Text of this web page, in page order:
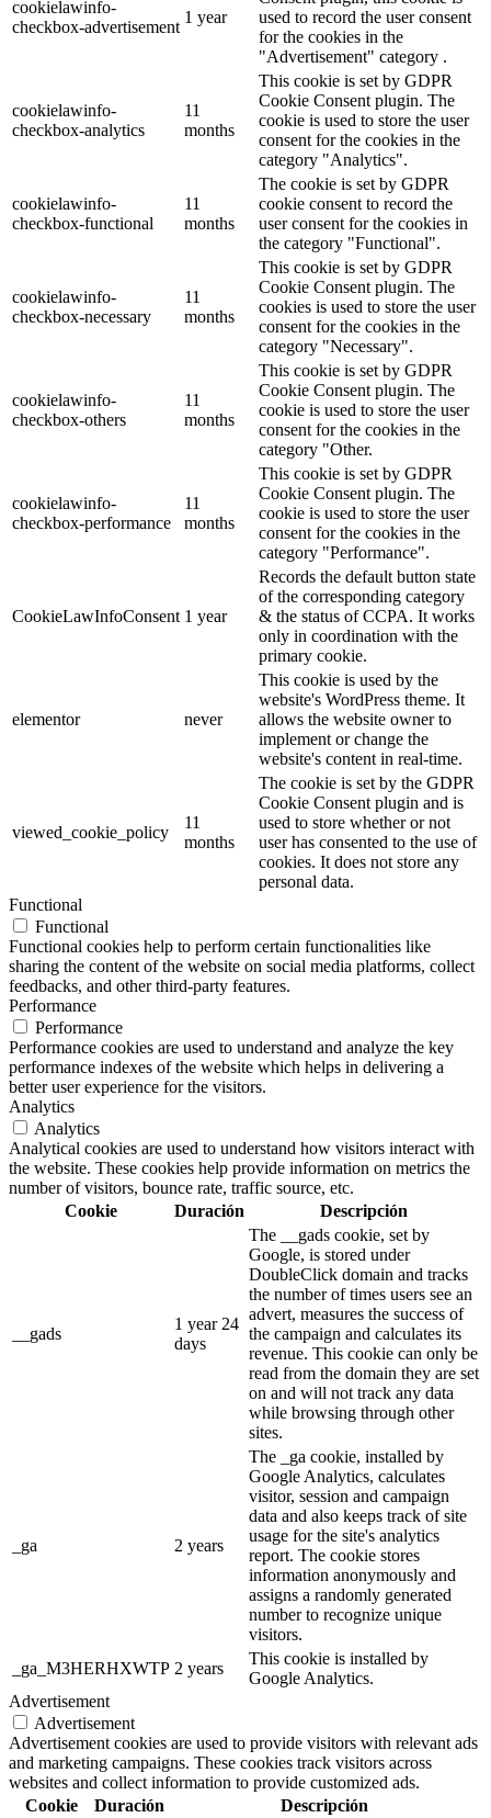
cookielawinfo-
checkbox-advertisement
1 year
used to record the user consent
for the cookies in the
"Advertisement" category .
cookielawinfo-
checkbox-analytics
11
months
This cookie is set by GDPR
Cookie Consent plugin. The
cookie is used to store the user
consent for the cookies in the
category "Analytics".
cookielawinfo-
checkbox-functional
11
months
The cookie is set by GDPR
cookie consent to record the
user consent for the cookies in
the category "Functional".
cookielawinfo-
checkbox-necessary
11
months
This cookie is set by GDPR
Cookie Consent plugin. The
cookies is used to store the user
consent for the cookies in the
category "Necessary".
cookielawinfo-
checkbox-others
11
months
This cookie is set by GDPR
Cookie Consent plugin. The
cookie is used to store the user
consent for the cookies in the
category "Other.
cookielawinfo-
checkbox-performance
11
months
This cookie is set by GDPR
Cookie Consent plugin. The
cookie is used to store the user
consent for the cookies in the
category "Performance".
CookieLawInfoConsent 1 year
Records the default button state
of the corresponding category
& the status of CCPA. It works
only in coordination with the
primary cookie.
elementor never
This cookie is used by the
website's WordPress theme. It
allows the website owner to
implement or change the
website's content in real-time.
viewed_cookie_policy
11
months
The cookie is set by the GDPR
Cookie Consent plugin and is
used to store whether or not
user has consented to the use of
cookies. It does not store any
personal data.
Functional
Functional
Functional cookies help to perform certain functionalities like
sharing the content of the website on social media platforms, collect
feedbacks, and other third-party features.
Performance
Performance
Performance cookies are used to understand and analyze the key
performance indexes of the website which helps in delivering a
better user experience for the visitors.
Analytics
Analytics
Analytical cookies are used to understand how visitors interact with
the website. These cookies help provide information on metrics the
number of visitors, bounce rate, traffic source, etc.
Cookie
Duración Descripción
__gads
1 year 24
days
The __gads cookie, set by
Google, is stored under
DoubleClick domain and tracks
the number of times users see an
advert, measures the success of
the campaign and calculates its
revenue. This cookie can only be
read from the domain they are set
on and will not track any data
while browsing through other
sites.
_ga 2 years
The _ga cookie, installed by
Google Analytics, calculates
visitor, session and campaign
data and also keeps track of site
usage for the site's analytics
report. The cookie stores
information anonymously and
assigns a randomly generated
number to recognize unique
visitors.
_ga_M3HERHXWTP 2 years
This cookie is installed by
Google Analytics.
Advertisement
Advertisement
Advertisement cookies are used to provide visitors with relevant ads
and marketing campaigns. These cookies track visitors across
websites and collect information to provide customized ads.
Cookie
Duración Descripción